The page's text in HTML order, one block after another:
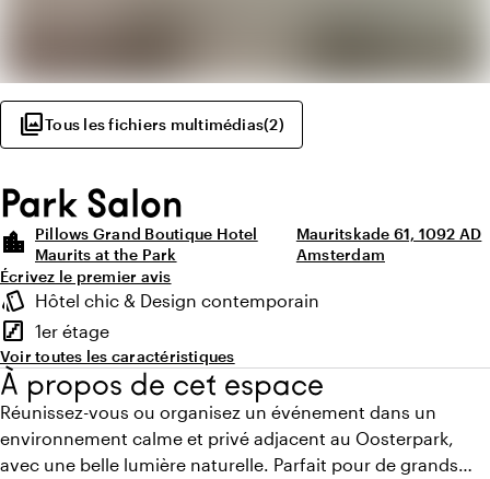
photo_libraryTous les fichiers multimédias(2)
Park Salon
location_city
Pillows Grand Boutique Hotel
Maurits at the Park
Mauritskade 61, 1092 AD
Amsterdam
Écrivez le premier avis
Points forts
style
Ambiance
Hôtel chic & Design contemporain
stairs
Étage
1er étage
Voir toutes les caractéristiques
À propos de cet espace
Réunissez-vous ou organisez un événement dans un
environnement calme et privé adjacent au Oosterpark,
avec une belle lumière naturelle. Parfait pour de grands